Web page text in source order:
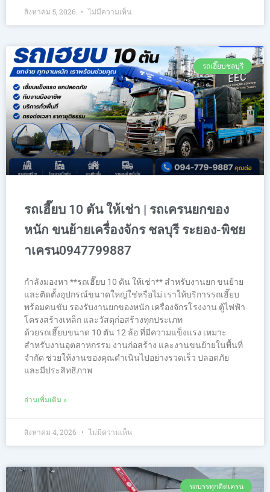
สิงหาคม 5, 2026 ไม่มีความเห็น
รถเฮี๊ยบชลบุรี
รถเฮี๊ยบ 10 ตัน ให้เช่า | รถเครนยกของ
หนัก ขนย้ายเครื่องจักร ชลบุรี ระยอง-พิชย
าเครน0947799887
กำลังมองหา **รถเฮี๊ยบ 10 ตัน ให้เช่า** สำหรับงานยก ขนย้าย
และติดตั้งอุปกรณ์ขนาดใหญ่ใช่หรือไม่ เราให้บริการรถเฮี๊ยบ
พร้อมคนขับ รองรับงานยกของหนัก เครื่องจักรโรงงาน ตู้ไฟฟ้า
โครงสร้างเหล็ก และวัสดุก่อสร้างทุกประเภท
ด้วยรถเฮี๊ยบขนาด 10 ตัน 12 ล้อ ที่มีความแข็งแรง เหมาะ
สำหรับงานอุตสาหกรรม งานก่อสร้าง และงานขนย้ายในพื้นที่
จำกัด ช่วยให้งานของคุณดำเนินไปอย่างรวดเร็ว ปลอดภัย
และมีประสิทธิภาพ
อ่านเพิ่มเติม »
สิงหาคม 4, 2026 ไม่มีความเห็น
รถบรรทุกติดเครน